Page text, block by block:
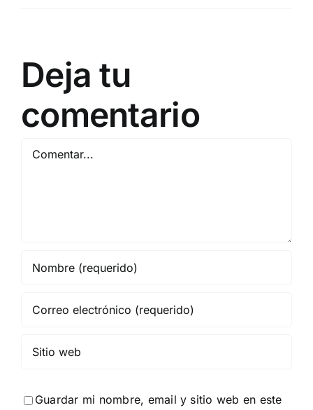
Deja tu
comentario
Guardar mi nombre, email y sitio web en este